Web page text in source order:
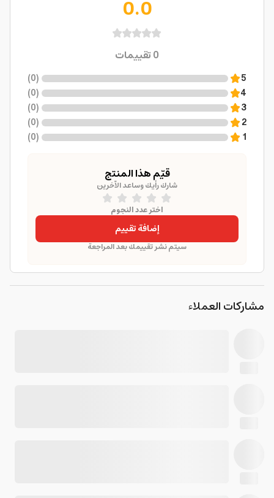
0.0
0تقييمات
5
(
0
)
4
(
0
)
3
(
0
)
2
(
0
)
1
(
0
)
قيّم هذا المنتج
شارك رأيك وساعد الآخرين
اختر عدد النجوم
إضافة تقييم
سيتم نشر تقييمك بعد المراجعة
مشاركات العملاء